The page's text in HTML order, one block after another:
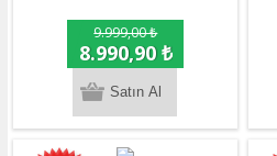
9.999,00 ₺
8.990,90 ₺